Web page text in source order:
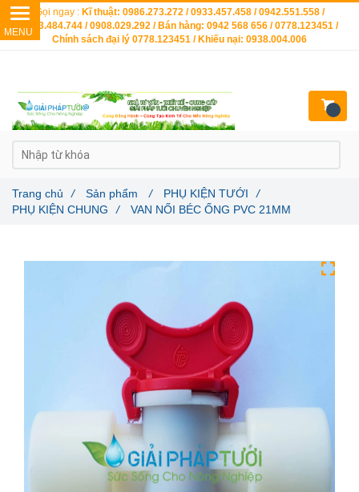
Trang chủ / Sản phẩm / PHỤ KIỆN TƯỚI
/
PHỤ KIỆN CHUNG
/ VAN NỐI BÉC ỐNG PVC 21MM
Gọi ngay : Kĩ thuật: 0986.273.272 / 0933.457.458 / 0942.551.558 /
0903.484.744 / 0908.029.292 / Bán hàng: 0942 568 656 / 0778.123451 /
Chính sách đại lý 0778.123451 / Khiếu nại: 0938.004.006